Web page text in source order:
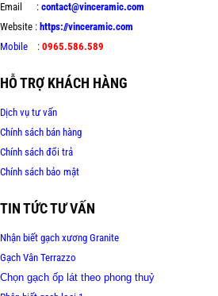
Email : contact@vinceramic.com
Website : https://vinceramic.com
Mobile : 0965.586.589
HỖ TRỢ KHÁCH HÀNG
Dịch vụ tư vấn
Chính sách bán hàng
Chính sách đổi trả
Chính sách bảo mật
TIN TỨC TƯ VẤN
Nhận biết gạch xương Granite
Gạch Vân Terrazzo
Chọn gạch ốp lát theo phong thuỷ